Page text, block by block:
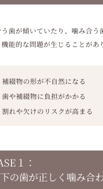
歯が傾いていたり、噛み合
能的な問題が生じることがあ
補綴物の形が不自然になる
歯や補綴物に負担がかかる
割れや欠けのリスクが高まる
１：
の歯が正しく噛み合